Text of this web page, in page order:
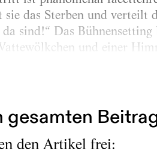
sie das Sterben und
sind!“ Das
und einer
gesamten
den Artikel frei: